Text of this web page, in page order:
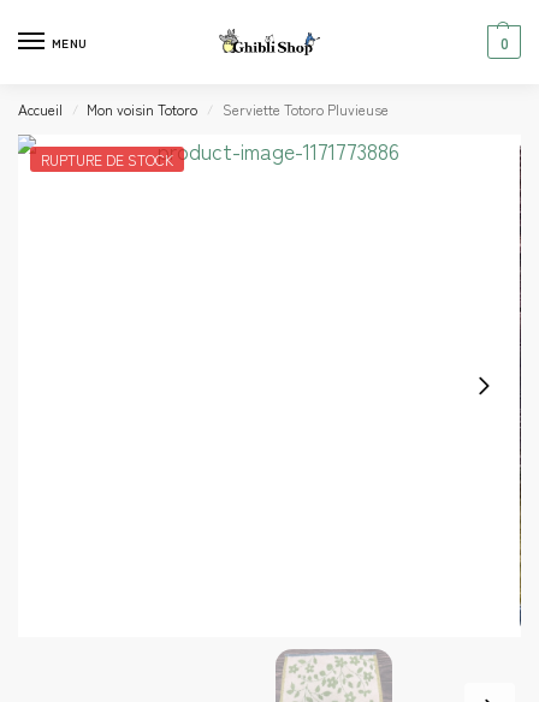
MENU 0
Accueil / Mon voisin Totoro / Serviette Totoro Pluvieuse
RUPTURE DE STOCK